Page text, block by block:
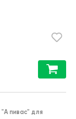
"А пивас" для